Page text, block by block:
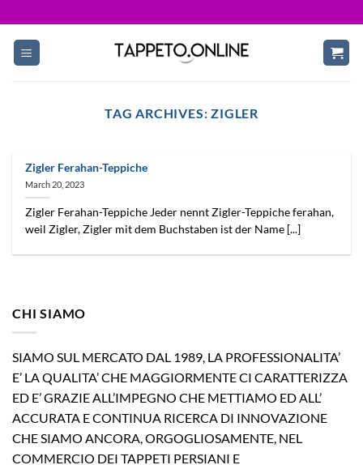
to
content
TAG ARCHIVES:ZIGLER
Zigler Ferahan-Teppiche
March 20, 2023
Zigler Ferahan-Teppiche Jeder nennt Zigler-Teppiche ferahan,
weil Zigler, Zigler mit dem Buchstaben ist der Name [...]
CHI SIAMO
SIAMO SUL MERCATO DAL 1989, LA PROFESSIONALITA’
E’ LA QUALITA’ CHE MAGGIORMENTE CI CARATTERIZZA
ED E’ GRAZIE ALL’IMPEGNO CHE METTIAMO ED ALL’
ACCURATA E CONTINUA RICERCA DI INNOVAZIONE
CHE SIAMO ANCORA, ORGOGLIOSAMENTE, NEL
COMMERCIO DEI TAPPETI PERSIANI E